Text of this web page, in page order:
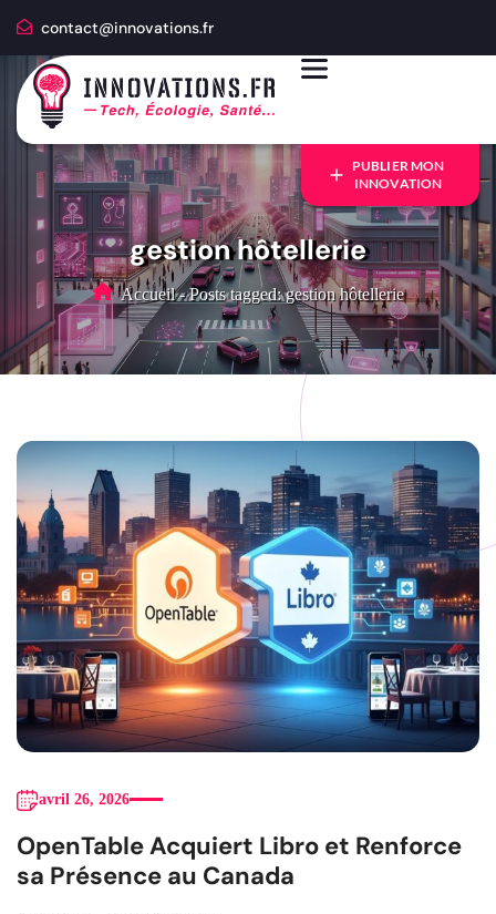
contact@innovations.fr
PUBLIER MON
INNOVATION
gestion hôtellerie
Accueil - Posts tagged: gestion hôtellerie
avril 26, 2026
OpenTable Acquiert Libro et Renforce
sa Présence au Canada